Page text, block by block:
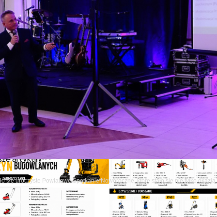
się uroczyste Powiatowe Spotkanie Noworoczne, które stało się nie tylko
artykuły